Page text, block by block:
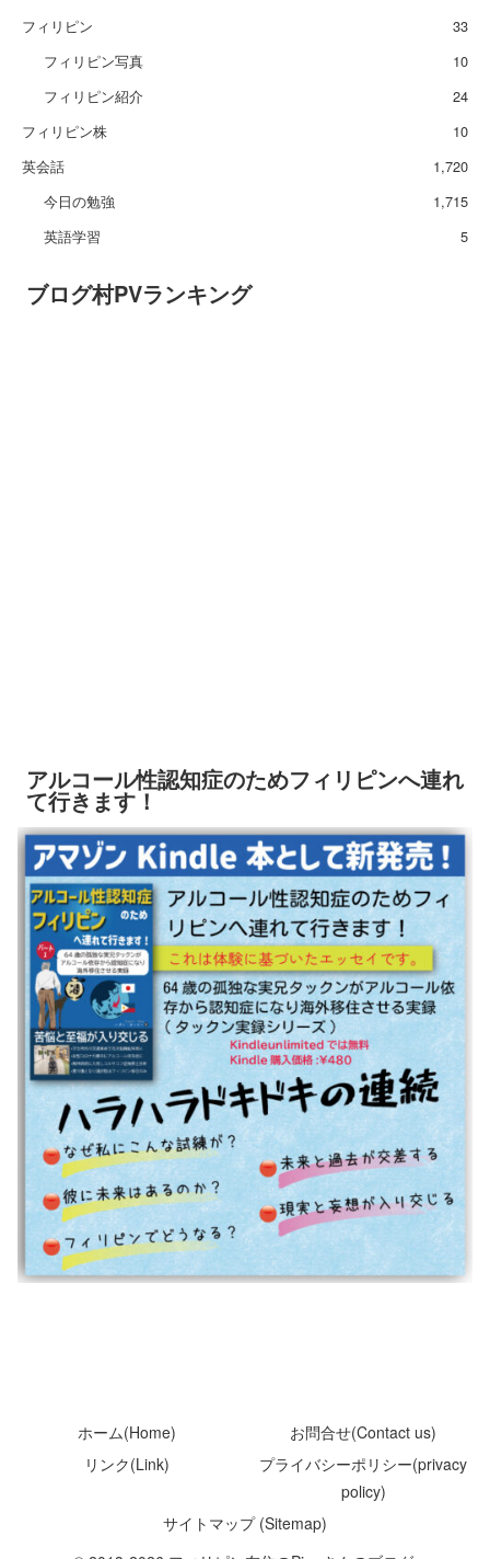
フィリピン
33
フィリピン写真
10
フィリピン紹介
24
フィリピン株
10
英会話
1,720
今日の勉強
1,715
英語学習
5
ブログ村PVランキング
アルコール性認知症のためフィリピンへ連れ
て行きます！
ホーム(Home)
お問合せ(Contact us)
リンク(Link)
プライバシーポリシー(privacy
policy)
サイトマップ (Sitemap)